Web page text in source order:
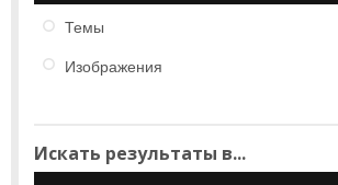
Темы
Изображения
Искать результаты в...